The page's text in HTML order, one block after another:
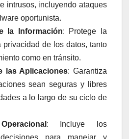
intrusos, incluyendo ataques
oportunista.
la Información: Protege la
privacidad de los datos, tanto
como en tránsito.
las Aplicaciones: Garantiza
sean seguras y libres
a lo largo de su ciclo de
: Incluye los
para manejar y